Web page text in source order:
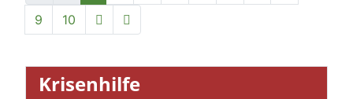
9
10
Krisenhilfe